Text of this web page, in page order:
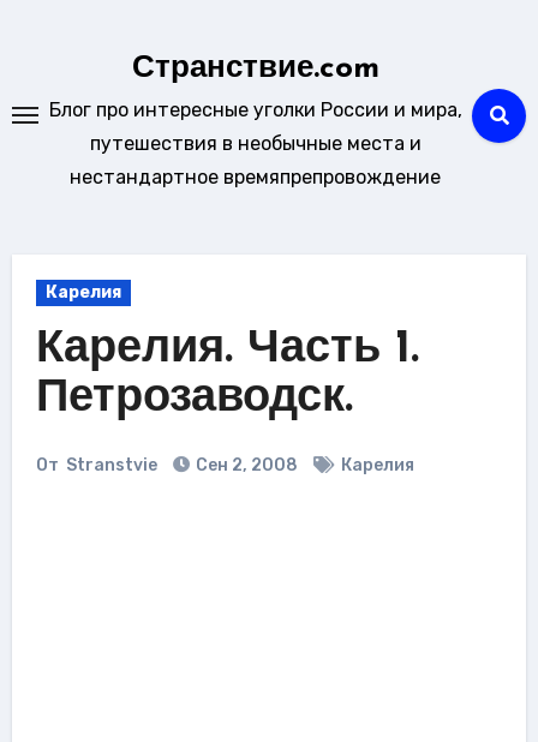
Странствие.com
Блог про интересные уголки России и мира,
путешествия в необычные места и
нестандартное времяпрепровождение
Карелия
Карелия. Часть 1.
Петрозаводск.
От Stranstvie Сен 2, 2008 Карелия